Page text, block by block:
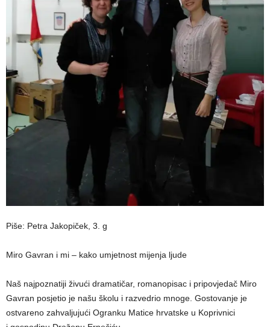
Piše: Petra Jakopiček, 3. g
Miro Gavran i mi – kako umjetnost mijenja ljude
Naš najpoznatiji živući dramatičar, romanopisac i pripovjedač Miro
Gavran posjetio je našu školu i razvedrio mnoge. Gostovanje je
ostvareno zahvaljujući Ogranku Matice hrvatske u Koprivnici